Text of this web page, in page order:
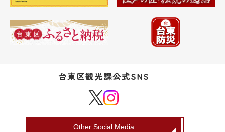
台東区観光課公式SNS
Other Social Media